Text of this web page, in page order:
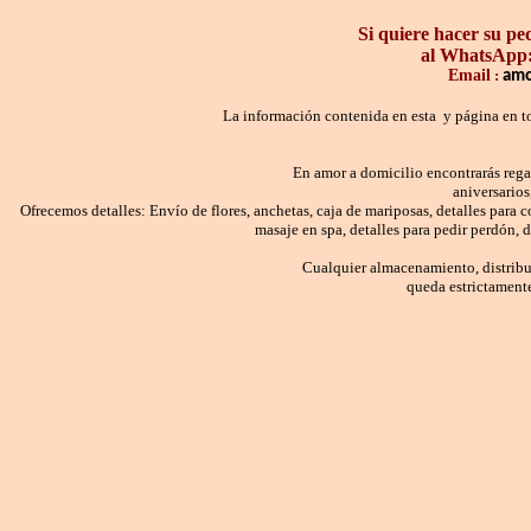
Si quiere hacer su
al
Email :
La información contenida en esta y página en
En amor a domicilio encontrarás
Ofrecemos detalles: Envío de flores, anchetas, caja de mariposas, detalles
masaje en spa, detalles para pedir perdón,
Cualquier almacenamiento,
queda